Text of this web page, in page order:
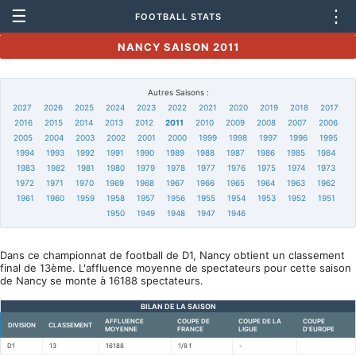
☰ FOOTBALL STATS ⋮
NANCY SAISON 2011
Autres Saisons :
2027
2026 2025 2024 2023 2022 2021 2020 2019 2018
2017
2016
2015 2014 2013 2012 2011 2010 2009 2008 2007
2006
2005
2004 2003 2002 2001 2000 1999 1998 1997 1996
1995
1994
1993 1992 1991 1990 1989 1988 1987 1986 1985
1984
1983
1982 1981 1980 1979 1978 1977 1976 1975 1974
1973
1972
1971 1970 1969 1968 1967 1966 1965 1964 1963
1962
1961
1960 1959 1958 1957 1956 1955 1954 1953 1952
1951
1950
1949 1948 1947 1946
Dans ce championnat de football de D1, Nancy obtient un classement
final de 13ème. L'affluence moyenne de spectateurs pour cette saison
de Nancy se monte à 16188 spectateurs.
BILAN DE LA SAISON
DIVISION CLASSEMENT
AFFLUENCE
MOYENNE
COUPE DE
FRANCE
COUPE DE LA
LIGUE
COUPE
D'EUROPE
D1 13 16188 1/8 f -